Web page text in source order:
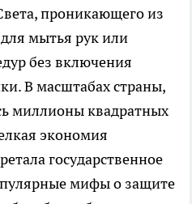
проникающего из
мытья рук или
без включения
В масштабах страны,
миллионы квадратных
экономия
государственное
мифы о защите